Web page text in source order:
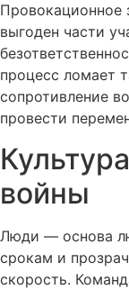
Провокационное
выгоден части
процесс ломает
сопротивление
провести
войны
Люди — основа
срокам и
скорость.